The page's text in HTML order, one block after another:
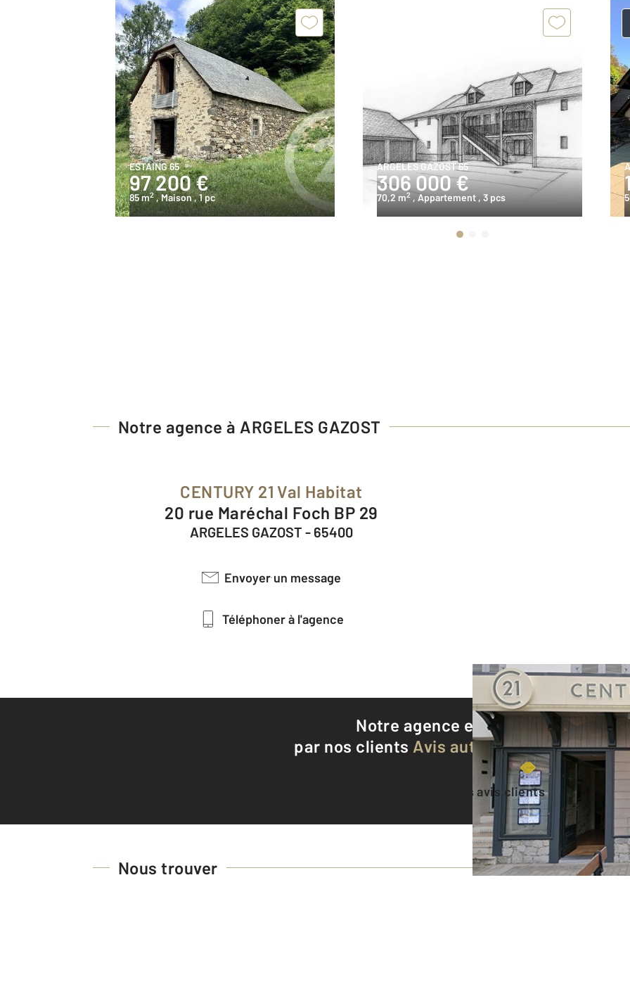
ESTAING 65
97 200 €
85 m2 , Maison, 1 pc
ARGELES GAZOST 65
306 000 €
70,2 m2 , Appartement , 3 pcs
Notre agence à ARGELES GAZOST
CENTURY 21 Val Habitat
20 rue Maréchal Foch BP 29
ARGELES GAZOST - 65400
Envoyer un message
Téléphoner à l'agence
Notre agence est notée 9,2/10
par nos clients Avis authentifiés par
Voir tous les avis clients
Nous trouver